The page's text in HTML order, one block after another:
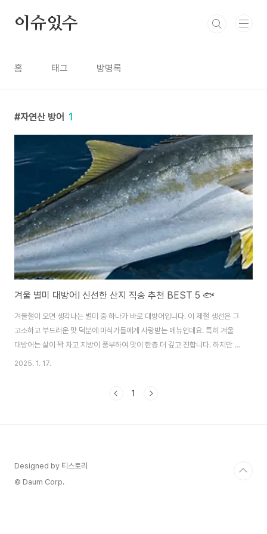
이슈있수
홈 태그 방명록
자연산 방어 1
겨울 별미 대방어! 신선한 산지 직송 추천 BEST 5 🐟
겨울철이 오면 생각나는 별미 중 하나가 바로 대방어입니다. 이 제철 생선은 그
고소하고 부드러운 맛 덕분에 미식가들에게 사랑받는 메뉴인데요. 특히 겨울
대방어는 살이 꽉 차고 지방이 풍부하여 맛이 한층 더 깊고 진합니다. 하지만 대
방어의 진정한 매력을 즐기기 위해서는 신선도가 무엇보다 중요합니다. 산지에
는 신선한 산지 직송 대방어 추천 상품 5가지를 소개하며, 상품의 특징과 활용
2025. 1. 17.
1
Designed by 티스토리
© Daum Corp.